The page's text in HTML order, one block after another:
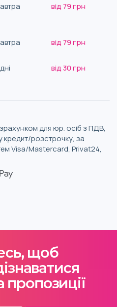
від 79 грн
від 79 грн
від 30 грн
для юр. осіб з ПДВ,
кредит/розстрочку, за
Visa/Mastercard, Privat24,
щоб
пропозиції